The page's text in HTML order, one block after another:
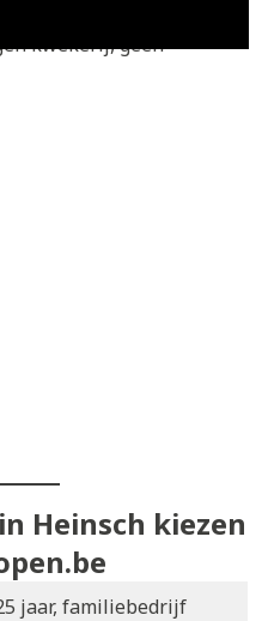
kwekerij, geen
Heinsch kiezen
jaar, familiebedrijf